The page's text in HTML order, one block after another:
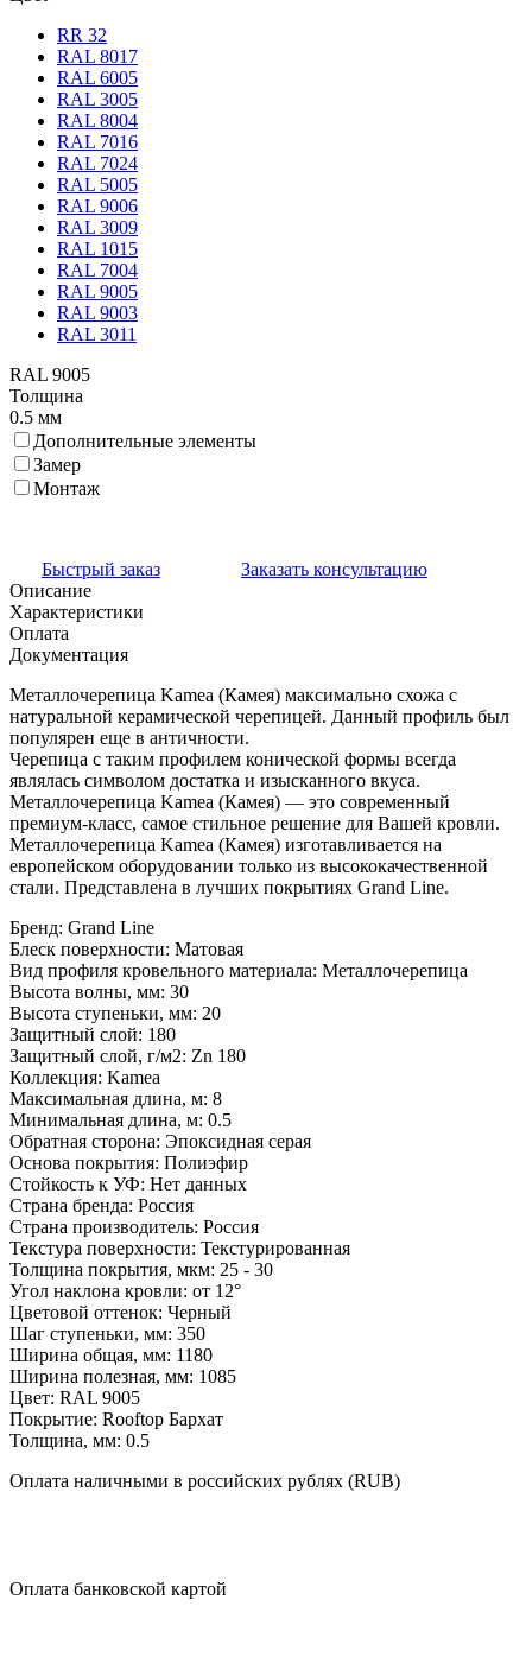
RR 32
RAL 8017
RAL 6005
RAL 3005
RAL 8004
RAL 7016
RAL 7024
RAL 5005
RAL 9006
RAL 3009
RAL 1015
RAL 7004
RAL 9005
RAL 9003
RAL 3011
RAL 9005
Толщина
0.5 мм
Дополнительные элементы
Замер
Монтаж
Быстрый заказ
Заказать консультацию
Описание
Характеристики
Оплата
Документация
Металлочерепица Kamea (Камея) максимально схожа с
натуральной керамической черепицей. Данный профиль был
популярен еще в античности.
Черепица с таким профилем конической формы всегда
являлась символом достатка и изысканного вкуса.
Металлочерепица Kamea (Камея) — это современный
премиум-класс, самое стильное решение для Вашей кровли.
Металлочерепица Kamea (Камея) изготавливается на
европейском оборудовании только из высококачественной
стали. Представлена в лучших покрытиях Grand Line.
Бренд: Grand Line
Блеск поверхности: Матовая
Вид профиля кровельного материала: Металлочерепица
Высота волны, мм: 30
Высота ступеньки, мм: 20
Защитный слой: 180
Защитный слой, г/м2: Zn 180
Коллекция: Kamea
Максимальная длина, м: 8
Минимальная длина, м: 0.5
Обратная сторона: Эпоксидная серая
Основа покрытия: Полиэфир
Стойкость к УФ: Нет данных
Страна бренда: Россия
Страна производитель: Россия
Текстура поверхности: Текстурированная
Толщина покрытия, мкм: 25 - 30
Угол наклона кровли: от 12°
Цветовой оттенок: Черный
Шаг ступеньки, мм: 350
Ширина общая, мм: 1180
Ширина полезная, мм: 1085
Цвет: RAL 9005
Покрытие: Rooftop Бархат
Толщина, мм: 0.5
Оплата наличными в российских рублях (RUB)
Оплата банковской картой